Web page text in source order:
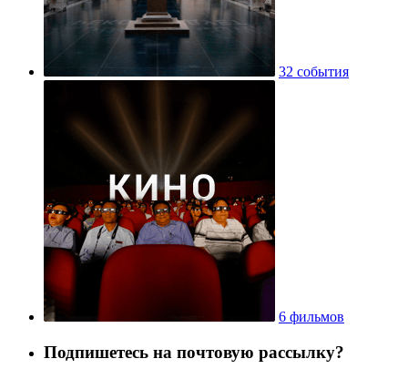
32 события
6 фильмов
Подпишетесь на почтовую рассылку?